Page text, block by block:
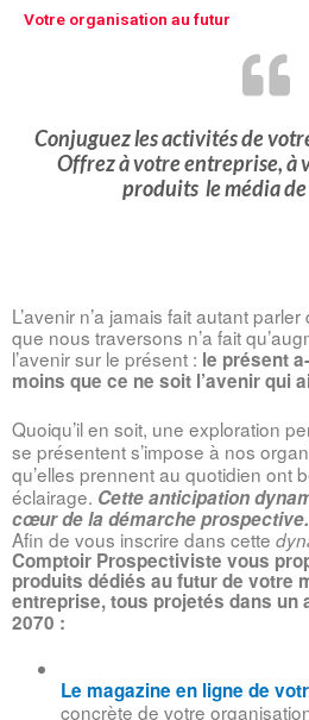
Votre organisation au futur
Conjuguez les activités de
Offrez à votre entreprise, à
produits le média
L’avenir n’a jamais fait autant
que nous traversons n’a fait
l’avenir sur le présent : le présent
moins que ce ne soit l’avenir qui
Quoiqu’il en soit, une exploration
se présentent s’impose à nos
qu’elles prennent au quotidien ont
éclairage. Cette anticipation
cœur de la démarche prospective.
Afin de vous inscrire dans cette
Comptoir Prospectiviste vous
produits dédiés au futur de votre
entreprise, tous projetés dans un
2070 :
Le magazine en ligne de
concrète de votre